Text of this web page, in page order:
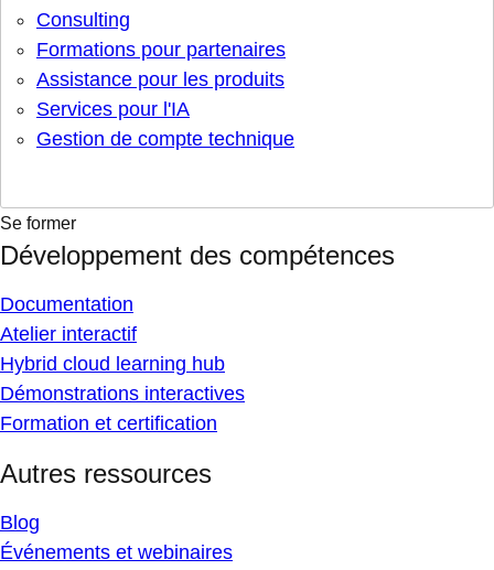
Consulting
Formations pour partenaires
Assistance pour les produits
Services pour l'IA
Gestion de compte technique
Se former
Développement des compétences
Documentation
Atelier interactif
Hybrid cloud learning hub
Démonstrations interactives
Formation et certification
Autres ressources
Blog
Événements et webinaires